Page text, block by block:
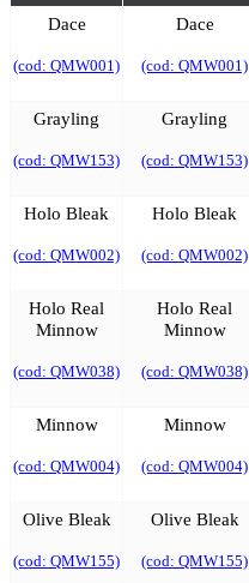
Dace
(cod: QMW001)
Dace
(cod: QMW001)
Grayling
(cod: QMW153)
Grayling
(cod: QMW153)
Holo Bleak
(cod: QMW002)
Holo Bleak
(cod: QMW002)
Holo Real
Minnow
(cod: QMW038)
Holo Real
Minnow
(cod: QMW038)
Minnow
(cod: QMW004)
Minnow
(cod: QMW004)
Olive Bleak
(cod: QMW155)
Olive Bleak
(cod: QMW155)